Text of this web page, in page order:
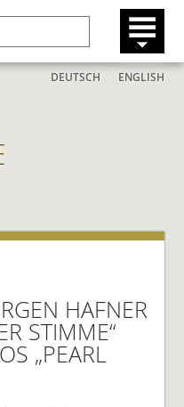
DEUTSCH ENGLISH
HAFNER
STIMME“
„PEARL